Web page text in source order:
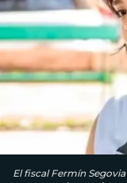
El fiscal Fermín